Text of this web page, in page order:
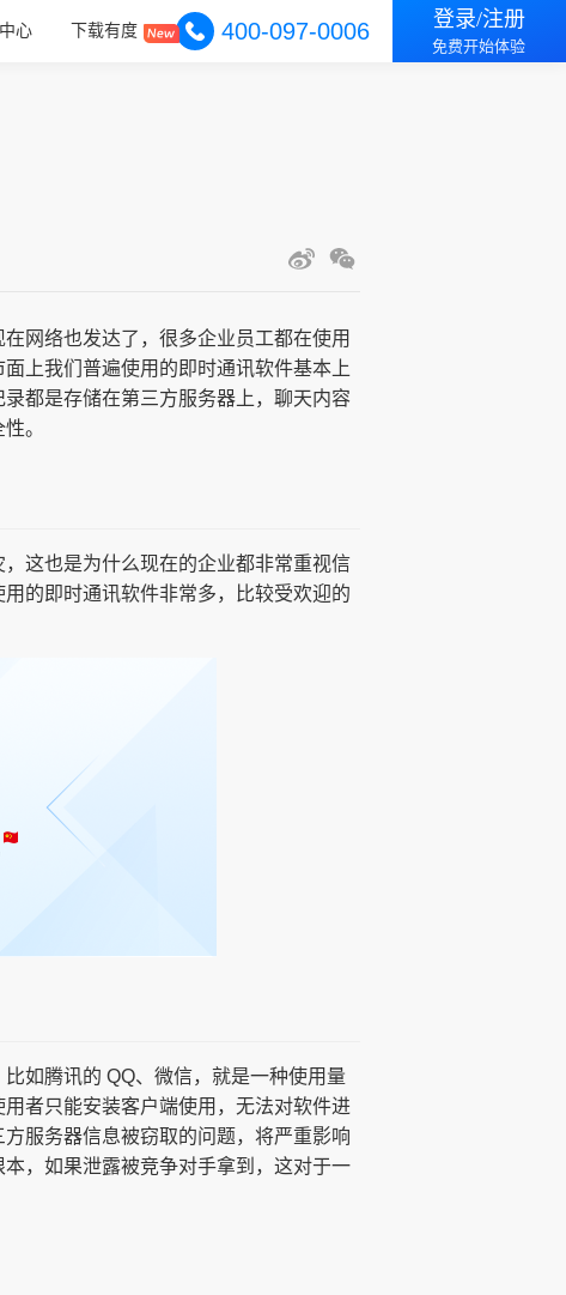
心 下载有度 400-097-0006 登录/注册
免费开始体验
网络也发达了，很多企业员工都在使用
上我们普遍使用的即时通讯软件基本上
都是存储在第三方服务器上，聊天内容
。
这也是为什么现在的企业都非常重视信
的即时通讯软件非常多，比较受欢迎的
如腾讯的 QQ、微信，就是一种使用量
者只能安装客户端使用，无法对软件进
服务器信息被窃取的问题，将严重影响
，如果泄露被竞争对手拿到，这对于一